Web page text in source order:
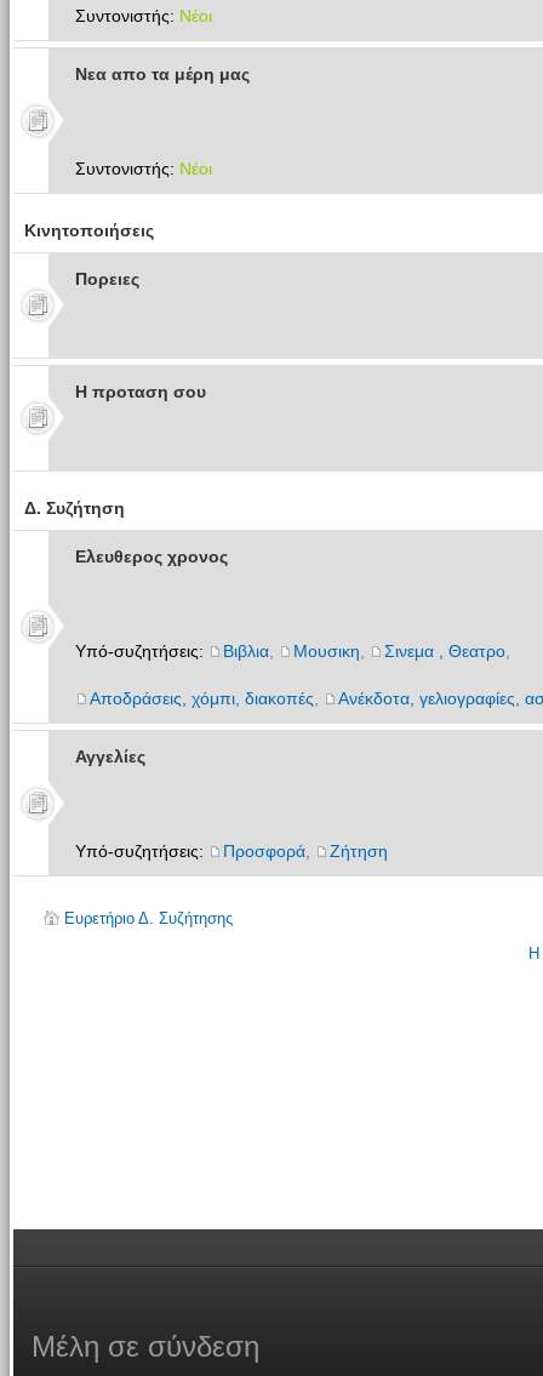
Συντονιστής: Νέοι
Νεα απο τα μέρη μας
Συντονιστής: Νέοι
Κινητοποιήσεις
Πoρειες
Η προταση σου
Δ. Συζήτηση
Ελευθερος χρονος
Υπό-συζητήσεις: Βιβλια, Μουσικη Σινεμα , Θεατρο,
Αποδράσεις, χόμπι, διακοπές Ανέκδοτα, γελιογραφίες,
Αγγελίες
Υπό-συζητήσεις: Προσφορά, Ζήτηση
Ευρετήριο Δ. Συζήτησης
Η
Μέλη σε σύνδεση